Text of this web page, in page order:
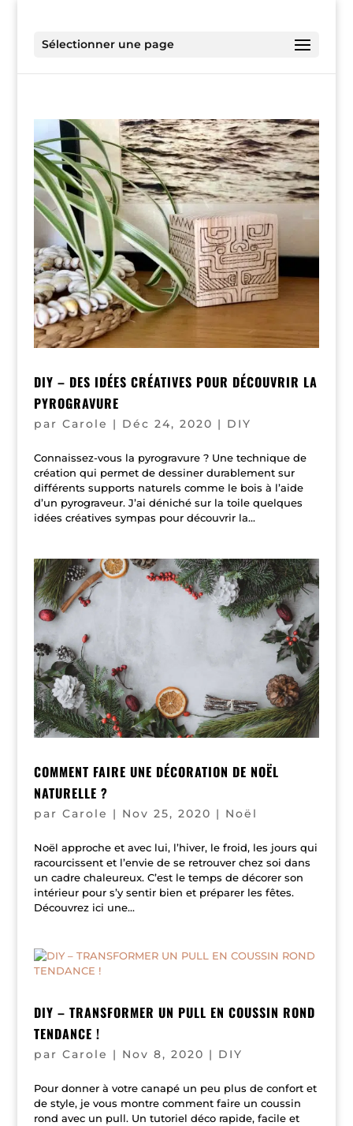
Sélectionner une page
DIY – DES IDÉES CRÉATIVES POUR DÉCOUVRIR LA
PYROGRAVURE
par Carole | Déc 24, 2020 | DIY
Connaissez-vous la pyrogravure ? Une technique de
création qui permet de dessiner durablement sur
différents supports naturels comme le bois à l’aide
d’un pyrograveur. J’ai déniché sur la toile quelques
idées créatives sympas pour découvrir la...
COMMENT FAIRE UNE DÉCORATION DE NOËL
NATURELLE ?
par Carole | Nov 25, 2020 | Noël
Noël approche et avec lui, l’hiver, le froid, les jours qui
racourcissent et l’envie de se retrouver chez soi dans
un cadre chaleureux. C’est le temps de décorer son
intérieur pour s’y sentir bien et préparer les fêtes.
Découvrez ici une...
DIY – TRANSFORMER UN PULL EN COUSSIN ROND
TENDANCE !
par Carole | Nov 8, 2020 | DIY
Pour donner à votre canapé un peu plus de confort et
de style, je vous montre comment faire un coussin
rond avec un pull. Un tutoriel déco rapide, facile et